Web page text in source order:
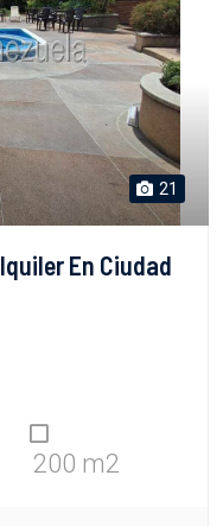
21
En Ciudad
200 m2